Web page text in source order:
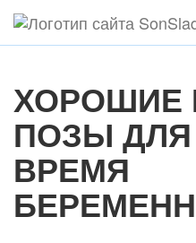
ХОРОШИЕ
ПОЗЫ
ВРЕМЯ